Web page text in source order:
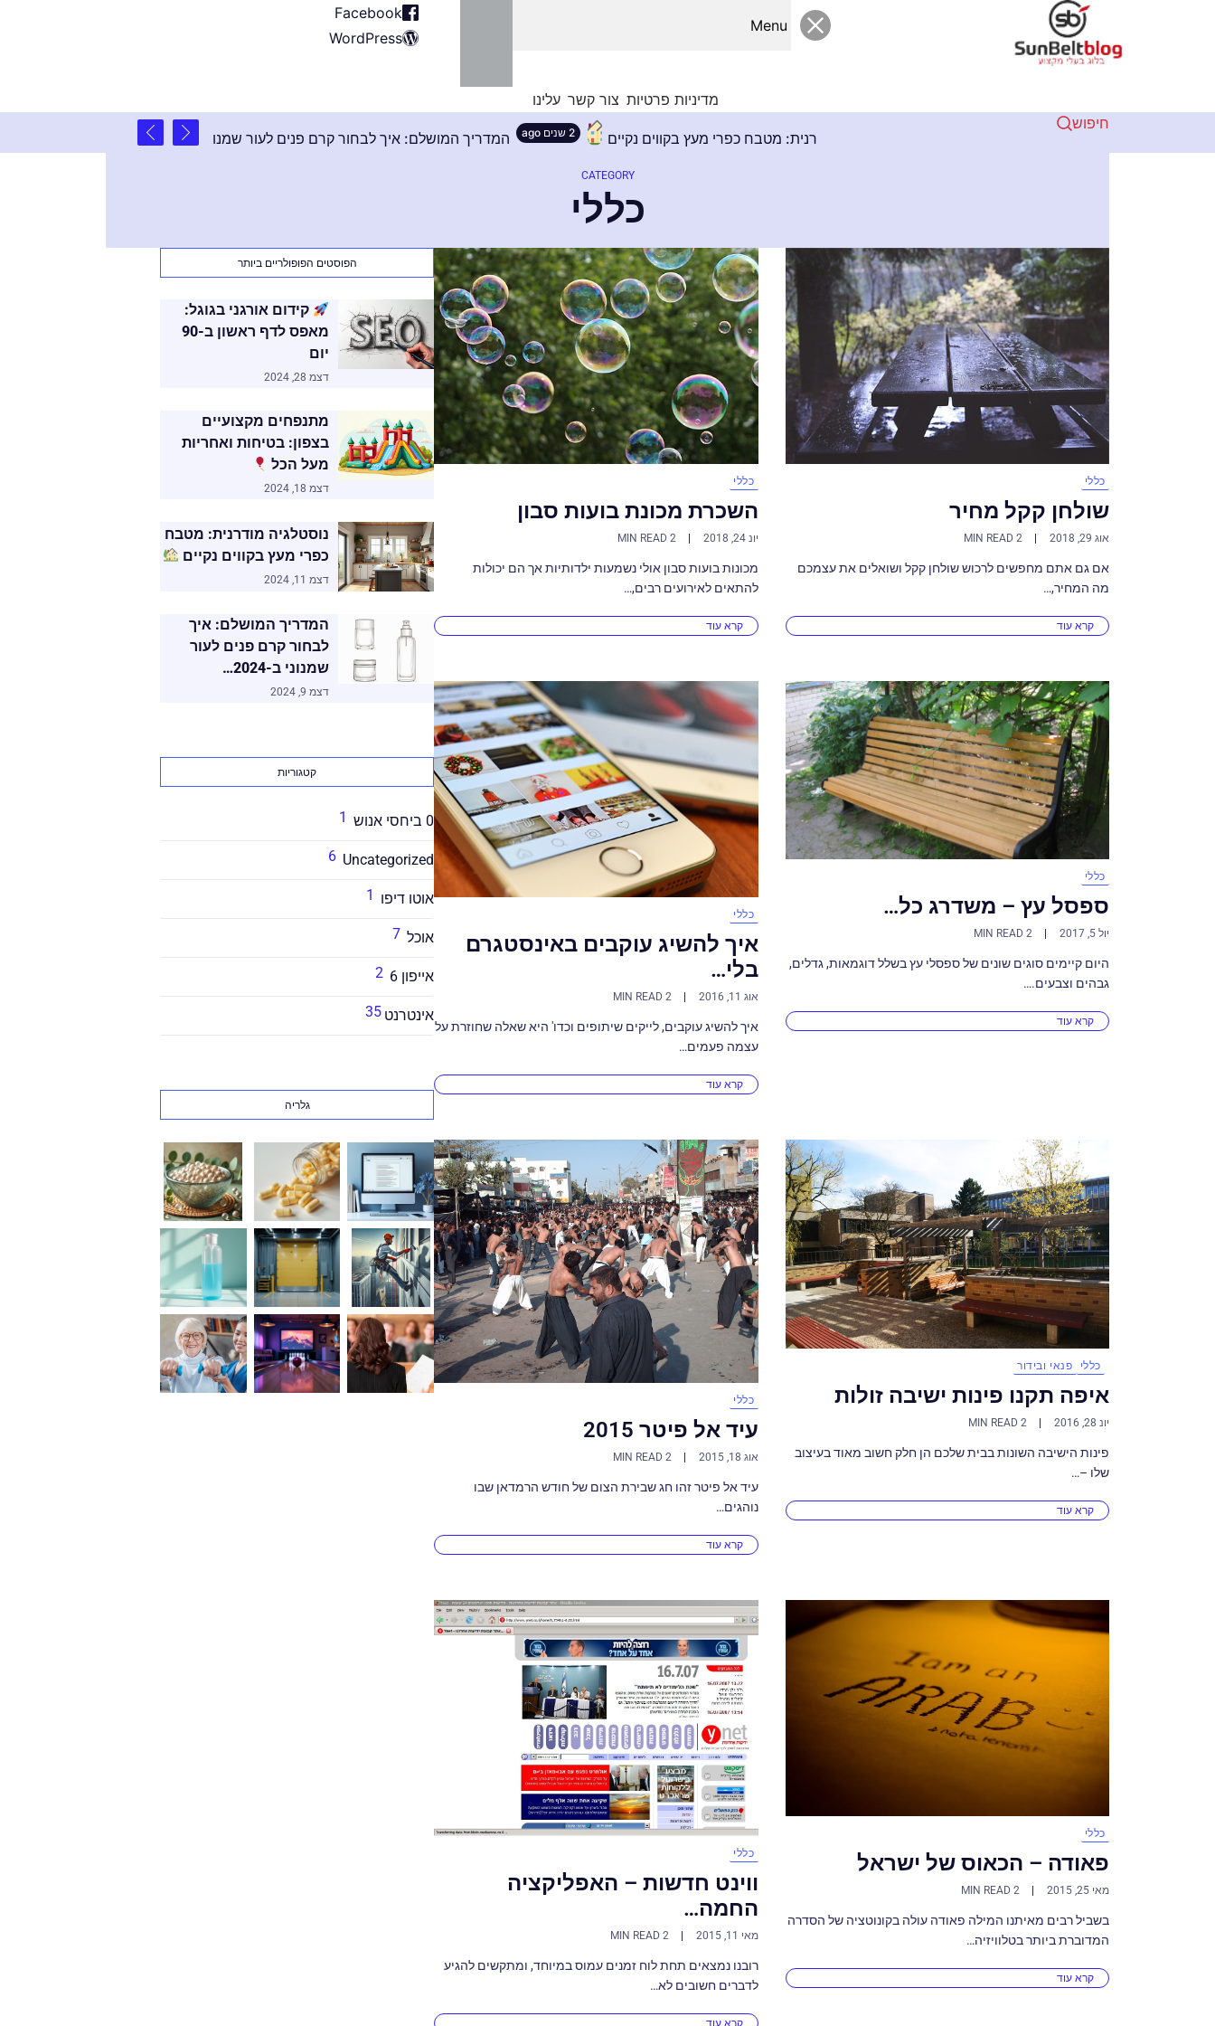
Menu
מדיניות פרטיות צור קשר עלינו
Facebook
WordPress
חיפוש
נוסטלגיה מודרנית: מטבח כפרי מעץ בקווים נקיים 2 שנים ago המדריך המושלם: איך לבחור קרם פנים לעור שמנוני ב-2024
CATEGORY
כללי
כללי
שולחן קקל מחיר
אוג 29, 2018 2 MIN READ
אם גם אתם מחפשים לרכוש שולחן קקל ושואלים את עצמכם
מה המחיר,…
קרא עוד
כללי
השכרת מכונת בועות סבון
יונ 24, 2018 2 MIN READ
מכונות בועות סבון אולי נשמעות ילדותיות אך הם יכולות
להתאים לאירועים רבים,…
קרא עוד
כללי
ספסל עץ – משדרג כל…
יול 5, 2017 2 MIN READ
היום קיימים סוגים שונים של ספסלי עץ בשלל דוגמאות, גדלים,
גבהים וצבעים.…
קרא עוד
כללי
איך להשיג עוקבים באינסטגרם
בלי…
אוג 11, 2016 2 MIN READ
איך להשיג עוקבים, לייקים שיתופים וכדו' היא שאלה שחוזרת על
עצמה פעמים…
קרא עוד
כללי פנאי ובידור
איפה תקנו פינות ישיבה זולות
יונ 28, 2016 2 MIN READ
פינות הישיבה השונות בבית שלכם הן חלק חשוב מאוד בעיצוב
שלו –…
קרא עוד
כללי
עיד אל פיטר 2015
אוג 18, 2015 2 MIN READ
עיד אל פיטר זהו חג שבירת הצום של חודש הרמדאן שבו
נוהגים…
קרא עוד
כללי
פאודה – הכאוס של ישראל
מאי 25, 2015 2 MIN READ
בשביל רבים מאיתנו המילה פאודה עולה בקונוטציה של הסדרה
המדוברת ביותר בטלוויזיה…
קרא עוד
כללי
ווינט חדשות – האפליקציה
החמה…
מאי 11, 2015 2 MIN READ
רובנו נמצאים תחת לוח זמנים עמוס במיוחד, ומתקשים להגיע
לדברים חשובים לא…
קרא עוד
הפוסטים הפופולריים ביותר
קידום אורגני בגוגל:
מאפס לדף ראשון ב-90
יום
דצמ 28, 2024
מתנפחים מקצועיים
בצפון: בטיחות ואחריות
מעל הכל
דצמ 18, 2024
נוסטלגיה מודרנית: מטבח
כפרי מעץ בקווים נקיים
דצמ 11, 2024
המדריך המושלם: איך
לבחור קרם פנים לעור
שמנוני ב-2024…
דצמ 9, 2024
קטגוריות
0 ביחסי אנוש 1
Uncategorized
6
אוטו דיפו 1
אוכל 7
אייפון 6 2
אינטרנט 35
גלריה